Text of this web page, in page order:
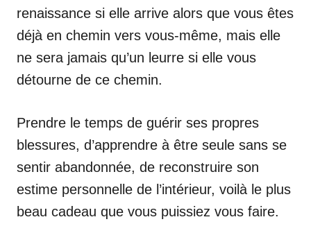
renaissance si elle arrive alors que vous êtes
déjà en chemin vers vous-même, mais elle
ne sera jamais qu’un leurre si elle vous
détourne de ce chemin.
Prendre le temps de guérir ses propres
blessures, d’apprendre à être seule sans se
sentir abandonnée, de reconstruire son
estime personnelle de l’intérieur, voilà le plus
beau cadeau que vous puissiez vous faire.